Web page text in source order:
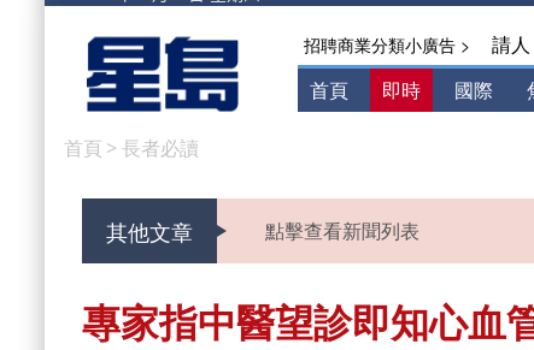
招聘商業分類小廣告 > 請人
首頁 即時 國際
首頁 > 長者必讀
其他文章 點擊查看新聞列表
專家指中醫望診即知心血